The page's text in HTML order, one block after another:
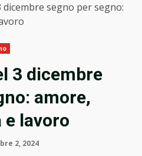
dicembre segno per segno:
3 dicembre
amore,
lavoro
2, 2024